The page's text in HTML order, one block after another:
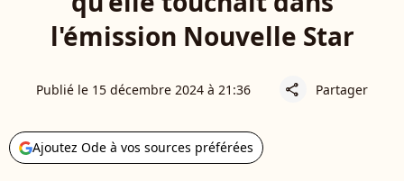
l'émission Nouvelle Star
Publié le 15 décembre 2024 à 21:36 share Partager
Ajoutez Ode à vos sources préférées